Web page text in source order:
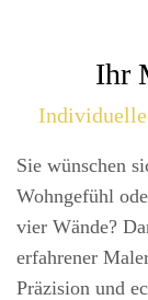
Ihr
Individuelle
Sie wünschen
Wohngefühl
vier Wände?
erfahrener
Präzision und